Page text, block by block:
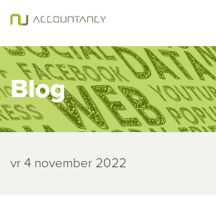
Blog
vr 4 november 2022